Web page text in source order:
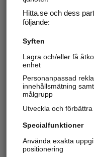
Hitta.se och dess
följande:
Syften
Lagra och/eller få
enhet
Personanpassad
innehållsmätning
målgrupp
Utveckla och
Specialfunktioner
Använda exakta
positionering